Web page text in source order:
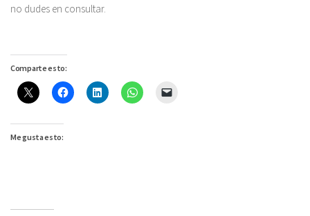
no dudes en consultar.
Comparte esto:
Me gusta esto: